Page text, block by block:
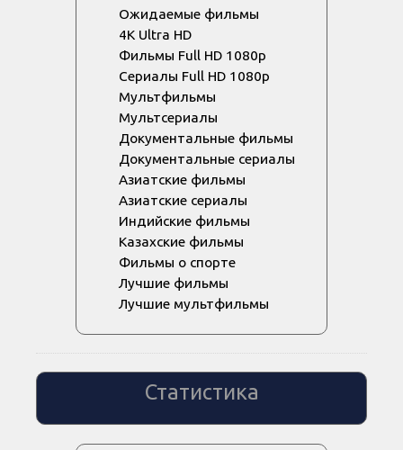
Ожидаемые фильмы
4K Ultra HD
Фильмы Full HD 1080p
Сериалы Full HD 1080p
Мультфильмы
Мультсериалы
Документальные фильмы
Документальные сериалы
Азиатские фильмы
Азиатские сериалы
Индийские фильмы
Казахские фильмы
Фильмы о спорте
Лучшие фильмы
Лучшие мультфильмы
Статистика